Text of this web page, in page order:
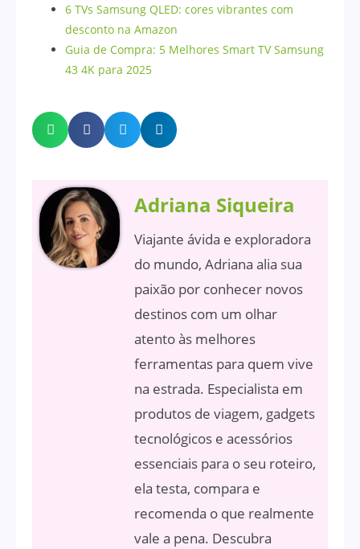
6 TVs Samsung QLED: cores vibrantes com
desconto na Amazon
Guia de Compra: 5 Melhores Smart TV Samsung
43 4K para 2025
Adriana Siqueira
Viajante ávida e exploradora
do mundo, Adriana alia sua
paixão por conhecer novos
destinos com um olhar
atento às melhores
ferramentas para quem vive
na estrada. Especialista em
produtos de viagem, gadgets
tecnológicos e acessórios
essenciais para o seu roteiro,
ela testa, compara e
recomenda o que realmente
vale a pena. Descubra